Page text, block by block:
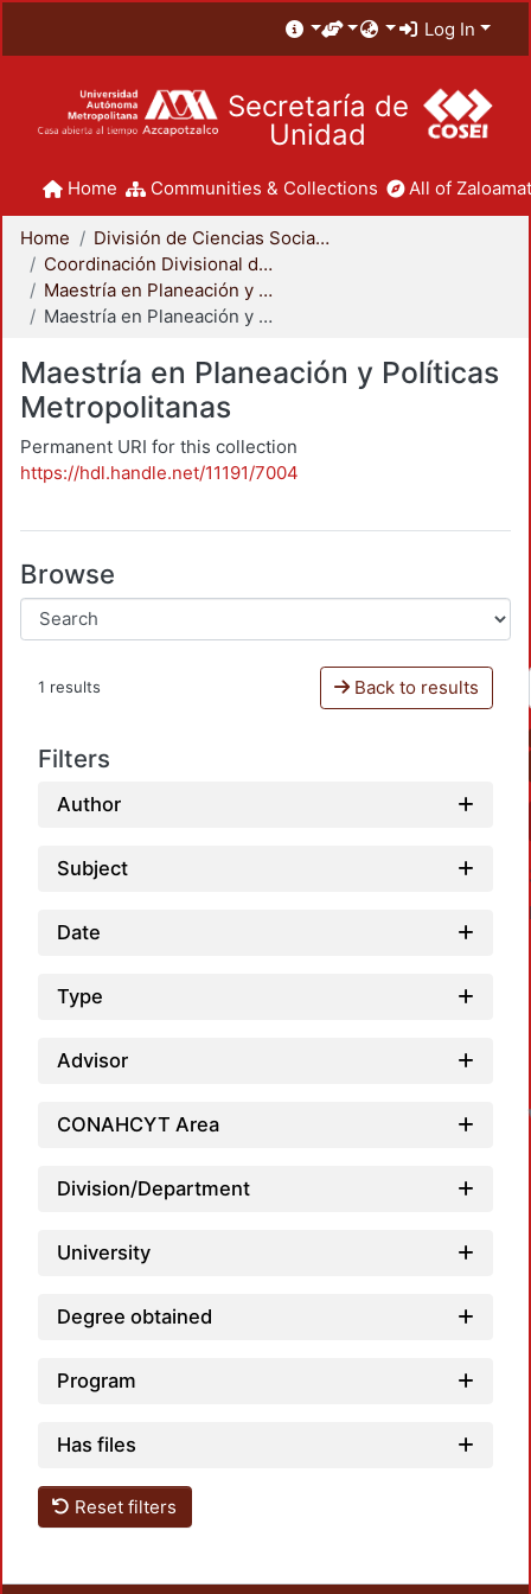
Log In
Secretaría de
Unidad
Home Communities & Collections All of
Home
División de Ciencias Sociales y Humanidades
Coordinación Divisional de Posgrado
Maestría en Planeación y Políticas Metropolitanas
Maestría en Planeación y Políticas Metropolitanas
Maestría en Planeación y Políticas
Metropolitanas
Permanent URI for this collection
https://hdl.handle.net/11191/7004
Browse
1 results Back to results
Filters
Author
Subject
Date
Type
Advisor
CONAHCYT Area
Division/Department
University
Degree obtained
Program
Has files
Reset filters